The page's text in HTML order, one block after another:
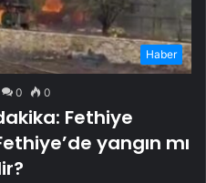
Haber
0 0
Fethiye
yangın mı